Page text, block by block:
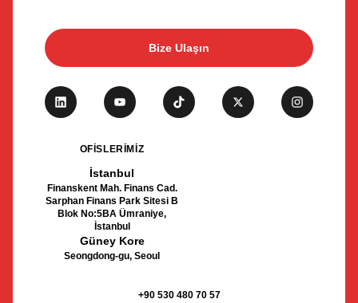
Bize Ulaşın
OFİSLERİMİZ
İstanbul
Finanskent Mah. Finans Cad.
Sarphan Finans Park Sitesi B
Blok No:5BA Ümraniye,
İstanbul
Güney Kore
Seongdong-gu, Seoul
+90 530 480 70 57